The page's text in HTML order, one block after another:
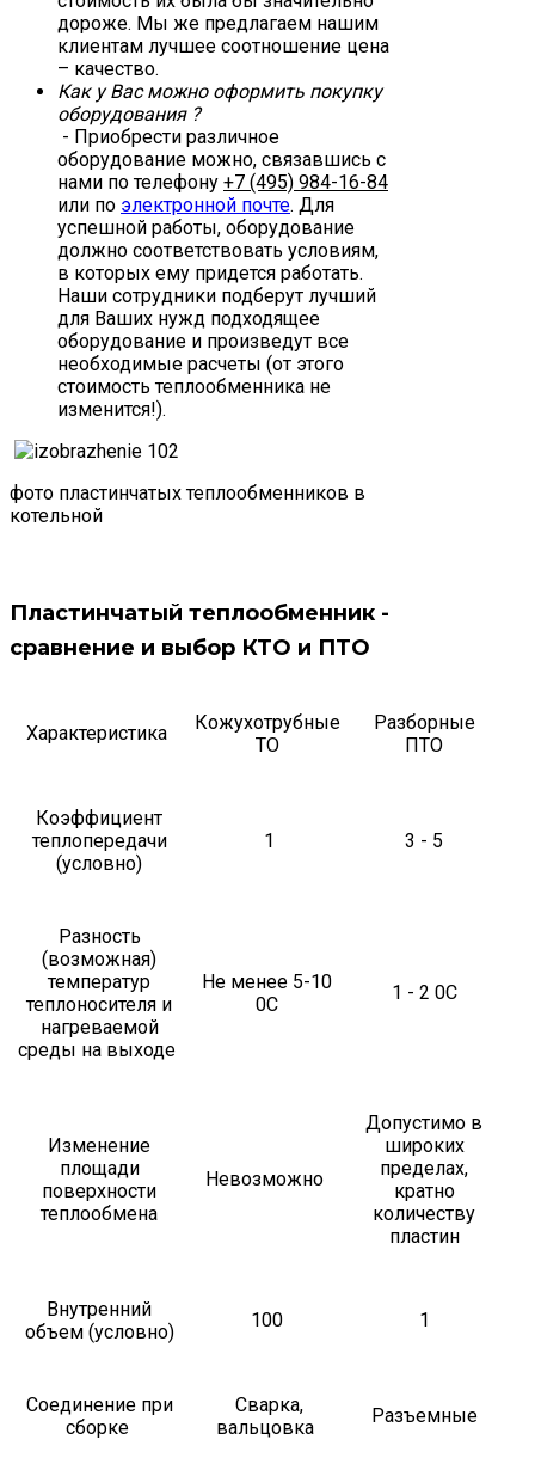
дороже. Мы же предлагаем нашим
клиентам лучшее соотношение цена
– качество.
Как у Вас можно оформить покупку
оборудования ?
- Приобрести различное
оборудование можно, связавшись с
нами по телефону +7 (495) 984-16-84
или по электронной почте. Для
успешной работы, оборудование
должно соответствовать условиям,
в которых ему придется работать.
Наши сотрудники подберут лучший
для Ваших нужд подходящее
оборудование и произведут все
необходимые расчеты (от этого
стоимость теплообменника не
изменится!).
фото пластинчатых теплообменников в
котельной
Пластинчатый теплообменник -
сравнение и выбор КТО и ПТО
Характеристика
Кожухотрубные
ТО
Разборные
ПТО
Коэффициент
теплопередачи
(условно)
1 3 - 5
Разность
(возможная)
температур
теплоносителя и
нагреваемой
среды на выходе
Не менее 5-10
0С
1 - 2 0С
Изменение
площади
поверхности
теплообмена
Невозможно
Допустимо в
широких
пределах,
кратно
количеству
пластин
Внутренний
объем (условно)
100 1
Соединение при
сборке
Сварка,
вальцовка
Разъемные